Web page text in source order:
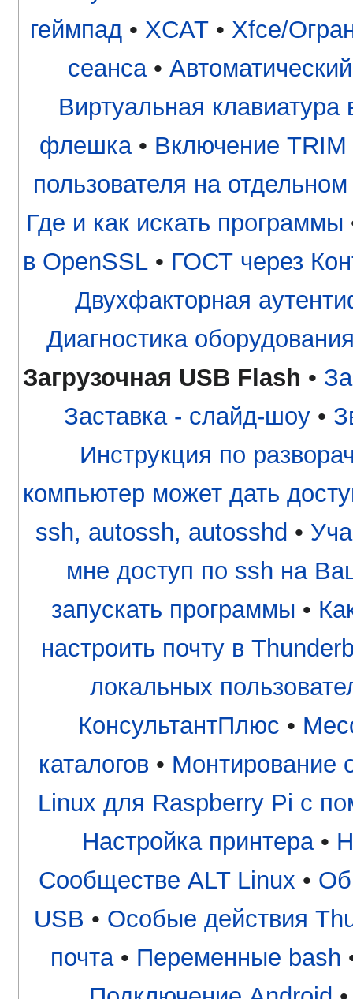
геймпад• XCAT• Xfce/
сеанса•
Виртуальная клавиатура
флешка• Включение
пользователя на
Где и как искать программы
в OpenSSL • ГОСТ через
Двухфакторная
Диагностика
Загрузочная USB Flash •
Заставка - слайд-шоу •
Инструкция по
компьютер может дать
ssh, autossh, autosshd •
мне доступ по ssh на
запускать программы •
настроить почту в
локальных
КонсультантПлюс •
каталогов • Монтирование
Linux для Raspberry Pi с
Настройка принтера•
Сообществе ALT Linux •
USB • Особые действия
почта• Переменные bash